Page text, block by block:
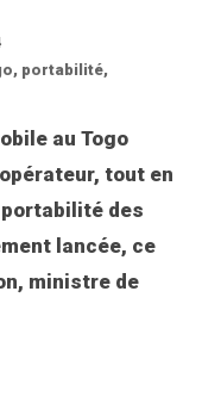
, portabilité,
au Togo
tout en
des
lancée, ce
ministre de